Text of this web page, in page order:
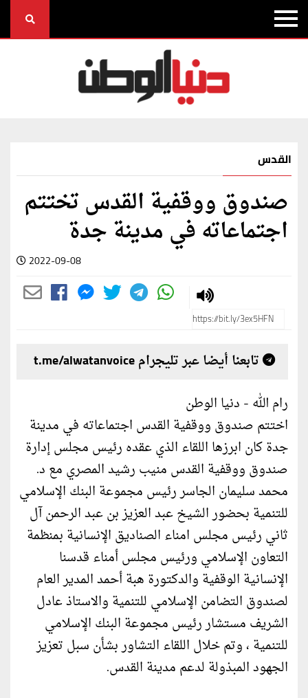
القدس
صندوق ووقفية القدس تختتم
اجتماعاته في مدينة جدة
2022-09-08
تابعنا أيضا عبر تليجرام t.me/alwatanvoice
رام الله - دنيا الوطن
اختتم صندوق ووقفية القدس اجتماعاته في مدينة
جدة كان ابرزها اللقاء الذي عقده رئيس مجلس إدارة
صندوق ووقفية القدس منيب رشيد المصري مع د.
محمد سليمان الجاسر رئيس مجموعة البنك الإسلامي
للتنمية بحضور الشيخ عبد العزيز بن عبد الرحمن آل
ثاني رئيس مجلس امناء الصناديق الإنسانية بمنظمة
التعاون الإسلامي ورئيس مجلس أمناء قدسنا
الإنسانية الوقفية والدكتورة هبة أحمد المدير العام
لصندوق التضامن الإسلامي للتنمية والاستاذ عادل
الشريف مستشار رئيس مجموعة البنك الإسلامي
للتنمية ، وتم خلال اللقاء التشاور بشأن سبل تعزيز
الجهود المبذولة لدعم مدينة القدس.